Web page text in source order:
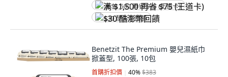
满 $1,500 再省 $75 (王道卡)
$30 酷澎幣回饋
Benetzit The Premium 嬰兒濕紙巾
掀蓋型, 100張, 10包
首購折扣價 40%$383